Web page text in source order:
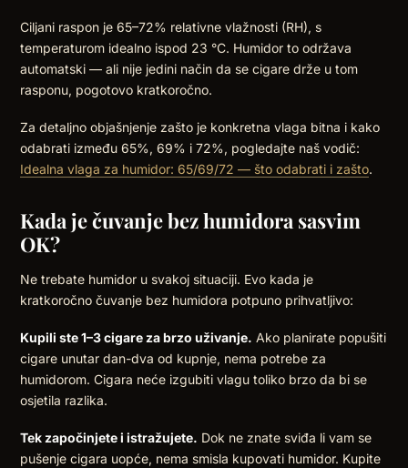
Ciljani raspon je 65–72% relativne vlažnosti (RH), s
temperaturom idealno ispod 23 °C. Humidor to održava
automatski — ali nije jedini način da se cigare drže u tom
rasponu, pogotovo kratkoročno.
Za detaljno objašnjenje zašto je konkretna vlaga bitna i kako
odabrati između 65%, 69% i 72%, pogledajte naš vodič:
Idealna vlaga za humidor: 65/69/72 — što odabrati i zašto.
Kada je čuvanje bez humidora sasvim
OK?
Ne trebate humidor u svakoj situaciji. Evo kada je
kratkoročno čuvanje bez humidora potpuno prihvatljivo:
Kupili ste 1–3 cigare za brzo uživanje. Ako planirate popušiti
cigare unutar dan-dva od kupnje, nema potrebe za
humidorom. Cigara neće izgubiti vlagu toliko brzo da bi se
osjetila razlika.
Tek započinjete i istražujete. Dok ne znate sviđa li vam se
pušenje cigara uopće, nema smisla kupovati humidor. Kupite